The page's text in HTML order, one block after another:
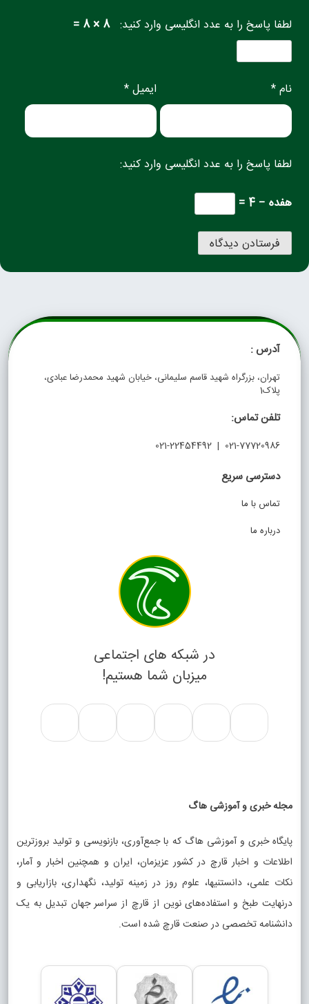
لطفا پاسخ را به عدد انگلیسی وارد کنید: 8 × 8 =
نام * ایمیل *
لطفا پاسخ را به عدد انگلیسی وارد کنید:
هفده − 4 =
آدرس :
تهران، بزرگراه شهید قاسم سلیمانی، خیابان شهید محمدرضا عبادی،
پلاک1
تلفن تماس:
021-77720986 | 021-22454492
دسترسی سریع
تماس با ما
درباره ما
در شبکه های اجتماعی
میزبان شما هستیم!
مجله خبری و آموزشی هاگ
پایگاه خبری و آموزشی هاگ که با جمع‌آوری، بازنویسی و تولید بروزترین
اطلاعات و اخبار قارچ در کشور عزیزمان، ایران و همچنین اخبار و آمار،
نکات علمی، دانستنیها، علوم روز در زمینه تولید، نگهداری، بازاریابی و
درنهایت طبخ و استفاده‌های نوین از قارچ از سراسر جهان تبدیل به یک
دانشنامه تخصصی در صنعت قارچ شده است.